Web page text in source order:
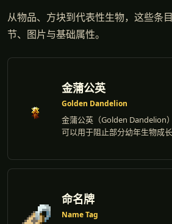
从物品、方块到代表性生物，这些条
节、图片与基础属性。
金蒲公英
Golden Dandelion
金蒲公英（Golden Dandelion
可以用于阻止部分幼年生物成长
命名牌
Name Tag